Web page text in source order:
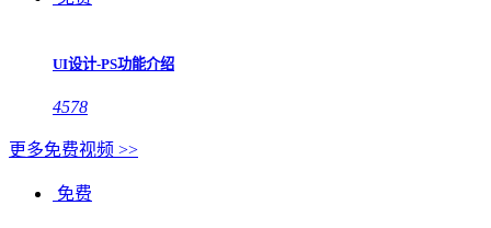
UI设计-PS功能介绍
4578
更多免费视频 >>
免费